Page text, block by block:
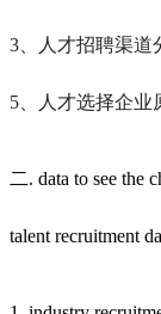
3、人才招聘渠
5、人才选择企
二. data to see the
talent recruitment